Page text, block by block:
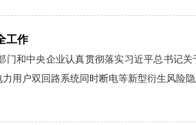
工作
和中央企业认真贯彻落实习近平总书记
用户双回路系统同时断电等新型衍生风险